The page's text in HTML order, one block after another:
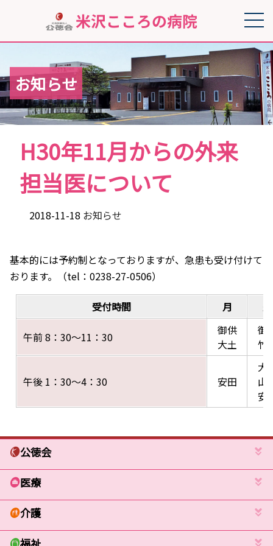
お知らせ
H30年11月からの外来
担当医について
2018-11-18 お知らせ
基本的には予約制となっておりますが、急患も受け付けて
おります。（tel：0238-27-0506）
受付時間 月 火
午前 8：30～11：30
御供
大土
御
竹
午後 1：30～4：30 安田
大
山
安
公徳会
医療
介護